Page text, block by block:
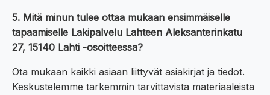
5. Mitä minun tulee ottaa mukaan ensimmäiselle
tapaamiselle Lakipalvelu Lahteen Aleksanterinkatu
27, 15140 Lahti -osoitteessa?
Ota mukaan kaikki asiaan liittyvät asiakirjat ja tiedot.
Keskustelemme tarkemmin tarvittavista materiaaleista